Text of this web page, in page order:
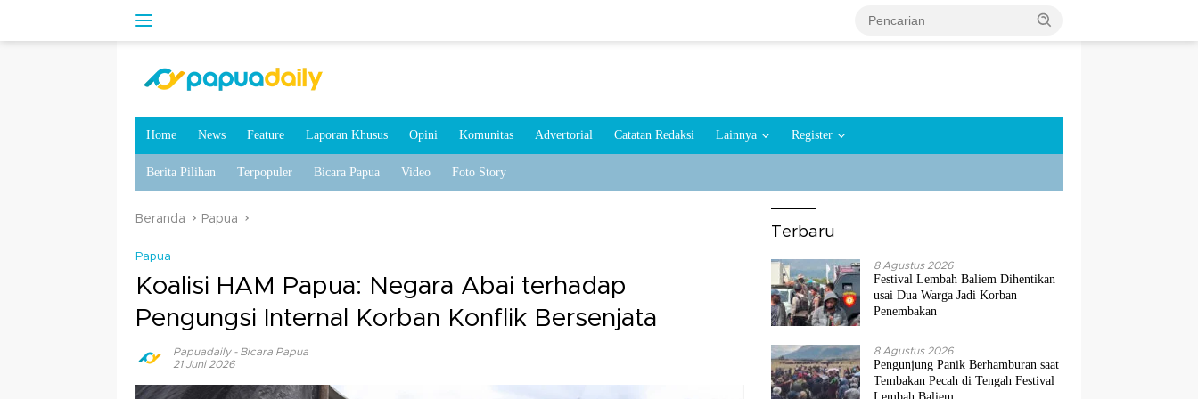
Home News Feature Laporan Khusus Opini Komunitas Advertorial Catatan Redaksi Lainnya Register
Berita Pilihan Terpopuler Bicara Papua Video Foto Story
Beranda Papua
Papua
Koalisi HAM Papua: Negara Abai terhadap
Pengungsi Internal Korban Konflik Bersenjata
Papuadaily- Bicara Papua
21 Juni 2026
Terbaru
8 Agustus 2026
Festival Lembah Baliem Dihentikan
usai Dua Warga Jadi Korban
Penembakan
8 Agustus 2026
Pengunjung Panik Berhamburan saat
Tembakan Pecah di Tengah Festival